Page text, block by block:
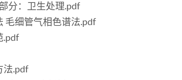
分：卫生处理.pdf
毛细管气相色谱法.pdf
.pdf
法.pdf